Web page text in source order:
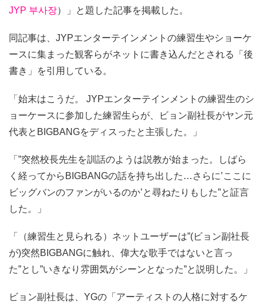
JYP 부사장）」と題した記事を掲載した。
同記事は、JYPエンターテインメントの練習生やショーケ
ースに集まった観客らがネットに書き込んだとされる「後
書き」を引用している。
「始末はこうだ。 JYPエンターテインメントの練習生のシ
ョーケースに参加した練習生らが、ビョン副社長がヤン元
代表とBIGBANGをディスったと主張した。」
「”突然校長先生を訓話のようは説教が始まった。しばら
く経ってからBIGBANGの話を持ち出した…さらに’ここに
ビッグバンのファンがいるのか’と尋ねたりもした”と証言
した。」
「（練習生と見られる）ネットユーザーは”(ビョン副社長
が)突然BIGBANGに触れ、偉大な歌手ではないと言っ
た”とし”いきなり雰囲気がシーンとなった”と説明した。」
ビョン副社長は、YGの「アーティストの人格に対するケ